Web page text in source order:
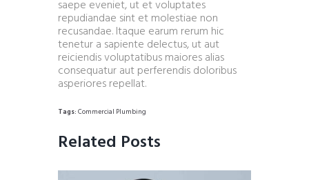
saepe eveniet, ut et voluptates
repudiandae sint et molestiae non
recusandae. Itaque earum rerum hic
tenetur a sapiente delectus, ut aut
reiciendis voluptatibus maiores alias
consequatur aut perferendis doloribus
asperiores repellat.
Tags:Commercial Plumbing
Related Posts